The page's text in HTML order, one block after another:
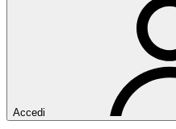
Accedi